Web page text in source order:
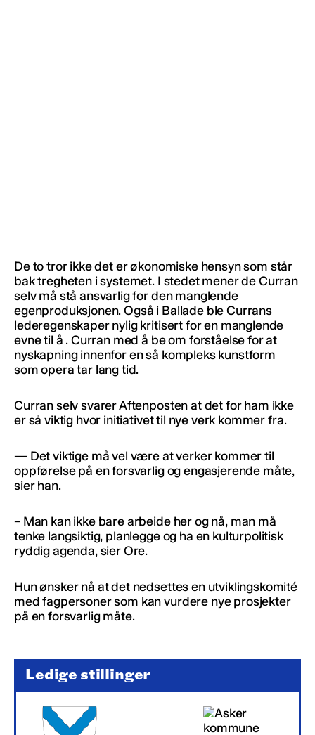
De to tror ikke det er økonomiske hensyn som står
bak tregheten i systemet. I stedet mener de Curran
selv må stå ansvarlig for den manglende
egenproduksjonen. Også i Ballade ble Currans
lederegenskaper nylig kritisert for en manglende
evne til å . Curran med å be om forståelse for at
nyskapning innenfor en så kompleks kunstform
som opera tar lang tid.
Curran selv svarer Aftenposten at det for ham ikke
er så viktig hvor initiativet til nye verk kommer fra.
— Det viktige må vel være at verker kommer til
oppførelse på en forsvarlig og engasjerende måte,
sier han.
– Man kan ikke bare arbeide her og nå, man må
tenke langsiktig, planlegge og ha en kulturpolitisk
ryddig agenda, sier Ore.
Hun ønsker nå at det nedsettes en utviklingskomité
med fagpersoner som kan vurdere nye prosjekter
på en forsvarlig måte.
Ledige stillinger